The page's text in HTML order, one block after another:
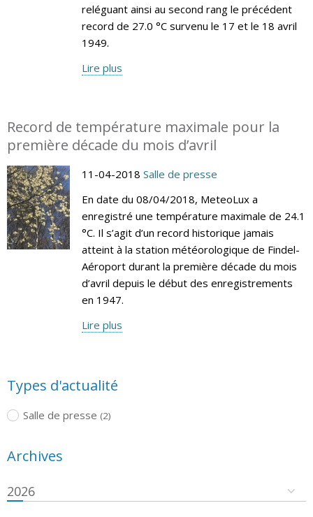
reléguant ainsi au second rang le précédent
record de 27.0 °C survenu le 17 et le 18 avril
1949.
Lire plus
Record de température maximale pour la
première décade du mois d’avril
11-04-2018 Salle de presse
En date du 08/04/2018, MeteoLux a
enregistré une température maximale de 24.1
°C. Il s’agit d’un record historique jamais
atteint à la station météorologique de Findel-
Aéroport durant la première décade du mois
d’avril depuis le début des enregistrements
en 1947.
Lire plus
Types d'actualité
Salle de presse (2)
Archives
2026